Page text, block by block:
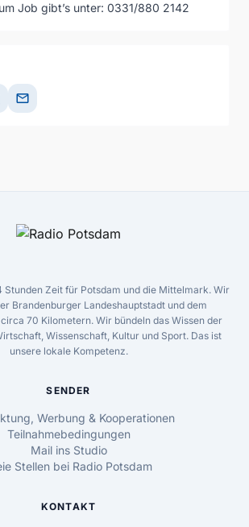
Job gibt’s unter: 0331/880 2142
mail
Stunden Zeit für Potsdam und die Mittelmark. Wir
Brandenburger Landeshauptstadt und dem
70 Kilometern. Wir bündeln das Wissen der
Wissenschaft, Kultur und Sport. Das ist
unsere lokale Kompetenz.
SENDER
Werbung & Kooperationen
Teilnahmebedingungen
Mail ins Studio
Stellen bei Radio Potsdam
KONTAKT